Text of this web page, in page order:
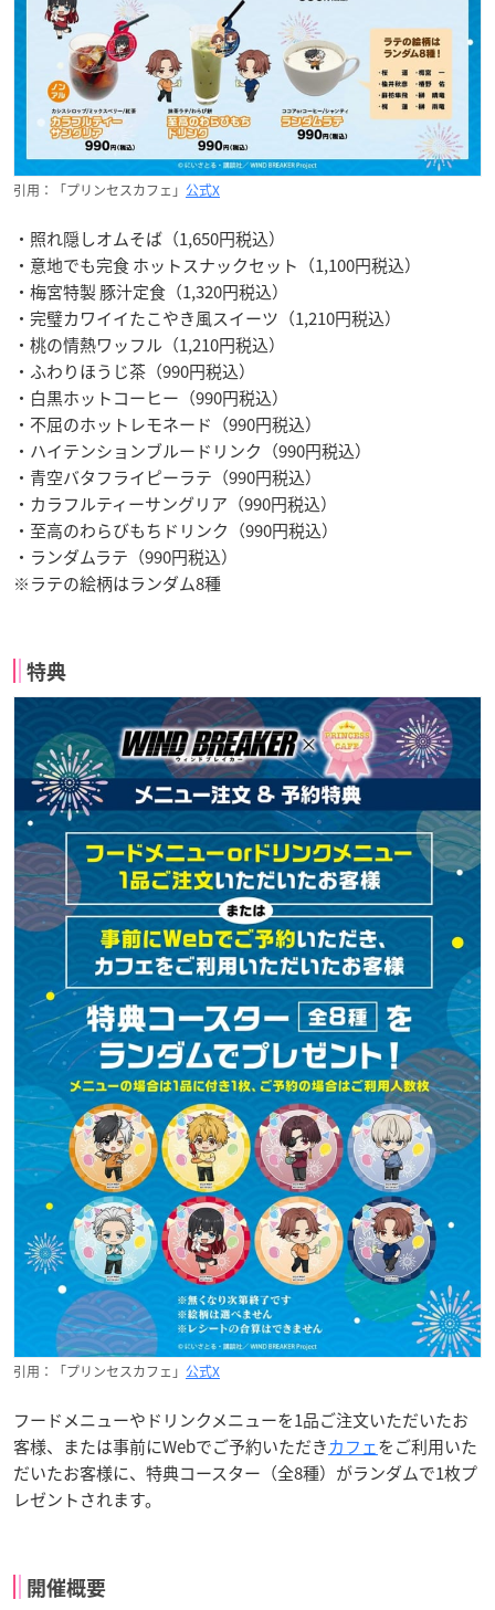
引用：「プリンセスカフェ」 公式X
・照れ隠しオムそば（1,650円税込）
・意地でも完食 ホットスナックセット（1,100円税込）
・梅宮特製 豚汁定食（1,320円税込）
・完璧カワイイたこやき風スイーツ（1,210円税込）
・桃の情熱ワッフル（1,210円税込）
・ふわりほうじ茶（990円税込）
・白黒ホットコーヒー（990円税込）
・不屈のホットレモネード（990円税込）
・ハイテンションブルードリンク（990円税込）
・青空バタフライピーラテ（990円税込）
・カラフルティーサングリア（990円税込）
・至高のわらびもちドリンク（990円税込）
・ランダムラテ（990円税込）
※ラテの絵柄はランダム8種
特典
引用：「プリンセスカフェ」 公式X
フードメニューやドリンクメニューを1品ご注文いただいたお
客様、または事前にWebでご予約いただきカフェをご利用いた
だいたお客様に、特典コースター（全8種）がランダムで1枚プ
レゼントされます。
開催概要